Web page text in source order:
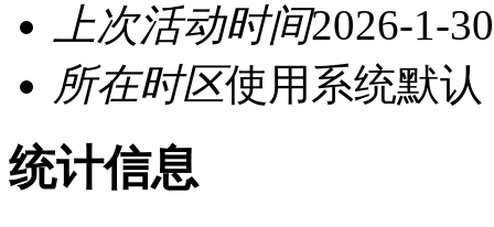
上次活动时间2026-1-
所在时区使用系统默认
统计信息